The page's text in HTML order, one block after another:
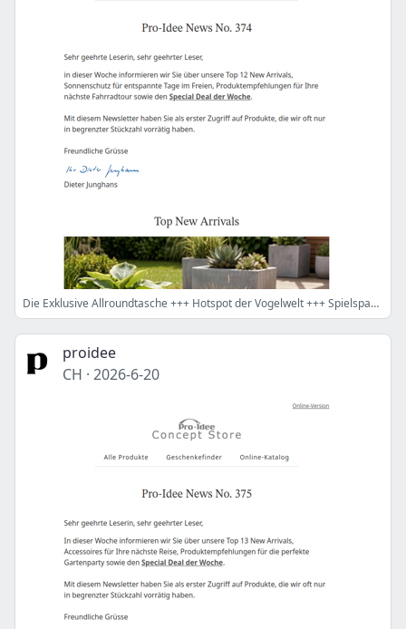
Die Exklusive Allroundtasche +++ Hotspot der Vogelwelt +++ Spielspass für die ganze Familie
proidee
CH · 2026-6-20